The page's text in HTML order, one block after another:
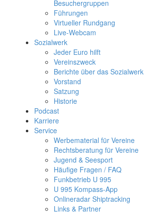
Besuchergruppen
Führungen
Virtueller Rundgang
Live-Webcam
Sozialwerk
Jeder Euro hilft
Vereinszweck
Berichte über das Sozialwerk
Vorstand
Satzung
Historie
Podcast
Karriere
Service
Werbematerial für Vereine
Rechtsberatung für Vereine
Jugend & Seesport
Häufige Fragen / FAQ
Funkbetrieb U 995
U 995 Kompass-App
Onlineradar Shiptracking
Links & Partner